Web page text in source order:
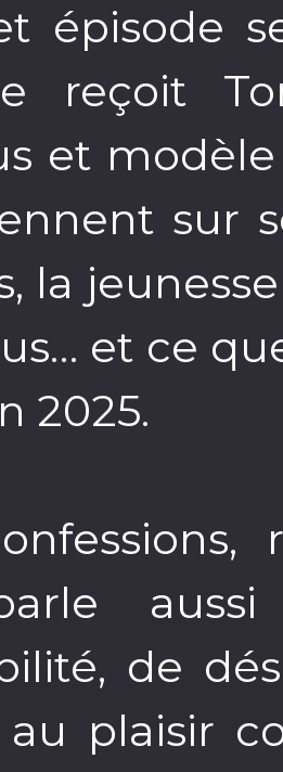
épisode
reçoit
et modèle
sur
la
et ce
2025.
de
plaisir